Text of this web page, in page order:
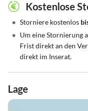
Kostenlose
• Storniere kostenlos
• Um eine Stornierung
Frist direkt an den
direkt im Inserat.
Lage